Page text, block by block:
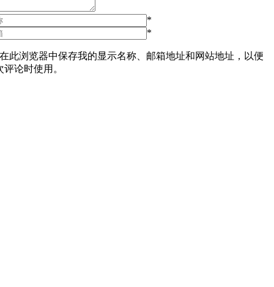
*
*
在此浏览器中保存我的显示名称、邮箱地址和网站地址，以便
评论时使用。